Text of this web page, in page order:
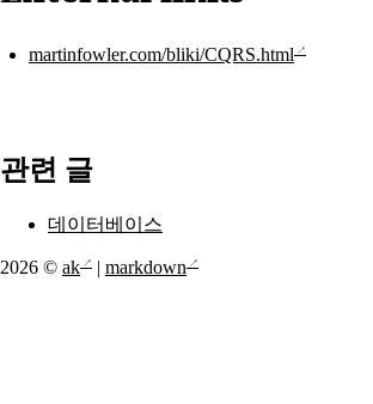
martinfowler.com/bliki/CQRS.html
관련 글
데이터베이스
2026 © ak | markdown